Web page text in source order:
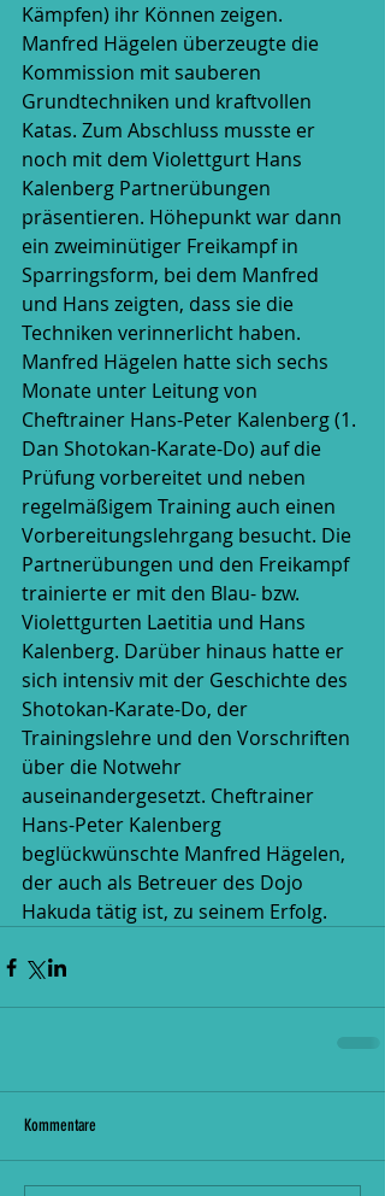
Kämpfen) ihr Können zeigen.
Manfred Hägelen überzeugte die
Kommission mit sauberen
Grundtechniken und kraftvollen
Katas. Zum Abschluss musste er
noch mit dem Violettgurt Hans
Kalenberg Partnerübungen
präsentieren. Höhepunkt war dann
ein zweiminütiger Freikampf in
Sparringsform, bei dem Manfred
und Hans zeigten, dass sie die
Techniken verinnerlicht haben.
Manfred Hägelen hatte sich sechs
Monate unter Leitung von
Cheftrainer Hans-Peter Kalenberg (1.
Dan Shotokan-Karate-Do) auf die
Prüfung vorbereitet und neben
regelmäßigem Training auch einen
Vorbereitungslehrgang besucht. Die
Partnerübungen und den Freikampf
trainierte er mit den Blau- bzw.
Violettgurten Laetitia und Hans
Kalenberg. Darüber hinaus hatte er
sich intensiv mit der Geschichte des
Shotokan-Karate-Do, der
Trainingslehre und den Vorschriften
über die Notwehr
auseinandergesetzt. Cheftrainer
Hans-Peter Kalenberg
beglückwünschte Manfred Hägelen,
der auch als Betreuer des Dojo
Hakuda tätig ist, zu seinem Erfolg.
Kommentare